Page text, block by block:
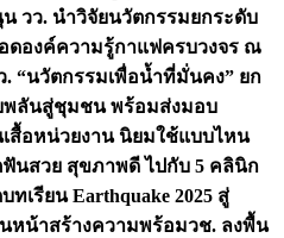
วว. นำวิจัยนวัตกรรมยกระดับ
ดองค์ความรู้กาแฟครบวงจร ณ
“นวัตกรรมเพื่อน้ำที่มั่นคง” ยก
พลันสู่ชุมชน พร้อมส่งมอบ
เสื้อหน่วยงาน นิยมใช้แบบไหน
ฟันสวย สุขภาพดี ไปกับ 5 คลินิก
ทเรียน Earthquake 2025 สู่
นหน้าสร้างความพร้อมวช. ลงพื้น